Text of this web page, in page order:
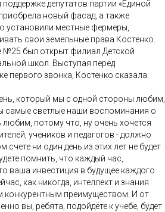
депутатов партии «Единой
новый фасад, а также
установили местные фермеры,
свои земельные права Костенко.
№25 был открыт филиал Детской
школ. Выступая перед
первого звонка, Костенко сказала:
который мы с одной стороны любим,
самые светлые наши воспоминания о
любим, потому что, ну очень хочется
учеников и педагогов - должно
счете ни один день из этих лет не будет
помнить, что каждый час,
ваша инвестиция в будущее каждого
как никогда, интеллект и знания
преимуществом. И от
вы, ребята, подойдёте к учебе, будет